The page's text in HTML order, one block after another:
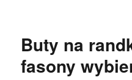
Buty na
fasony